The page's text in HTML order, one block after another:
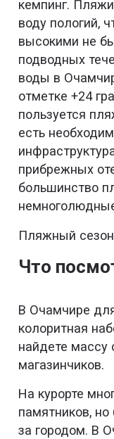
кемпинг.
воду пологий,
высокими не
подводных
воды в
отметке +24
пользуется
есть
прибрежных
большинство
Пляжный
Что
В Очамчире
колоритная
найдете массу
магазинчиков.
На курорте
памятников,
за городом. В